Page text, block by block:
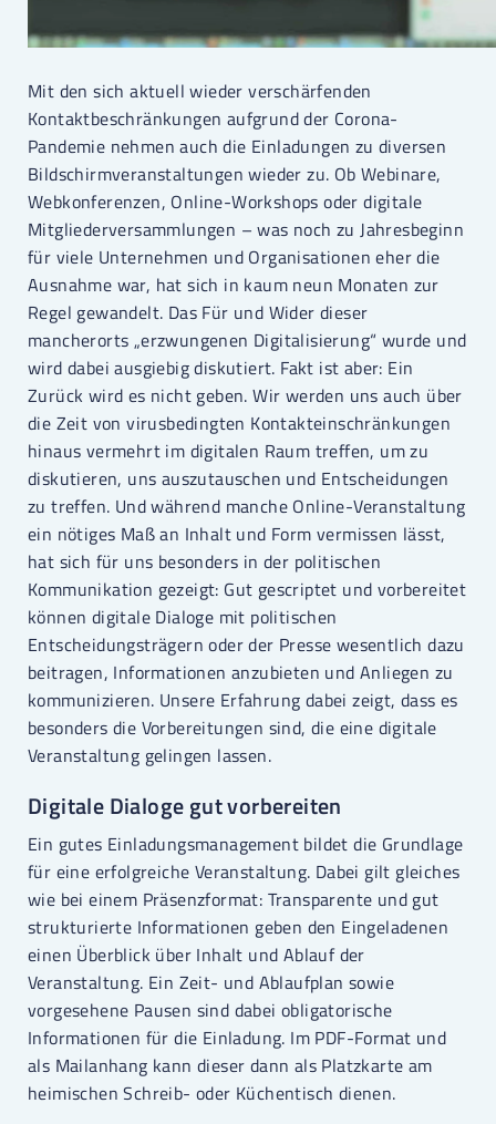
Mit den sich aktuell wieder verschärfenden
Kontaktbeschränkungen aufgrund der Corona-
Pandemie nehmen auch die Einladungen zu diversen
Bildschirmveranstaltungen wieder zu. Ob Webinare,
Webkonferenzen, Online-Workshops oder digitale
Mitgliederversammlungen – was noch zu Jahresbeginn
für viele Unternehmen und Organisationen eher die
Ausnahme war, hat sich in kaum neun Monaten zur
Regel gewandelt. Das Für und Wider dieser
mancherorts „erzwungenen Digitalisierung“ wurde und
wird dabei ausgiebig diskutiert. Fakt ist aber: Ein
Zurück wird es nicht geben. Wir werden uns auch über
die Zeit von virusbedingten Kontakteinschränkungen
hinaus vermehrt im digitalen Raum treffen, um zu
diskutieren, uns auszutauschen und Entscheidungen
zu treffen. Und während manche Online-Veranstaltung
ein nötiges Maß an Inhalt und Form vermissen lässt,
hat sich für uns besonders in der politischen
Kommunikation gezeigt: Gut gescriptet und vorbereitet
können digitale Dialoge mit politischen
Entscheidungsträgern oder der Presse wesentlich dazu
beitragen, Informationen anzubieten und Anliegen zu
kommunizieren. Unsere Erfahrung dabei zeigt, dass es
besonders die Vorbereitungen sind, die eine digitale
Veranstaltung gelingen lassen.
Digitale Dialoge gut vorbereiten
Ein gutes Einladungsmanagement bildet die Grundlage
für eine erfolgreiche Veranstaltung. Dabei gilt gleiches
wie bei einem Präsenzformat: Transparente und gut
strukturierte Informationen geben den Eingeladenen
einen Überblick über Inhalt und Ablauf der
Veranstaltung. Ein Zeit- und Ablaufplan sowie
vorgesehene Pausen sind dabei obligatorische
Informationen für die Einladung. Im PDF-Format und
als Mailanhang kann dieser dann als Platzkarte am
heimischen Schreib- oder Küchentisch dienen.